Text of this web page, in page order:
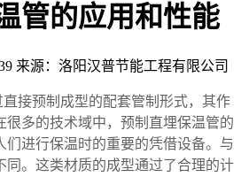
管的应用和性能
来源：洛阳汉普节能工程有限公司
接预制成型的配套管制形式，其作
很多的技术域中，预制直埋保温管的
们进行保温时的重要的凭借设备。与
同。这类材质的成型通过了合理的计